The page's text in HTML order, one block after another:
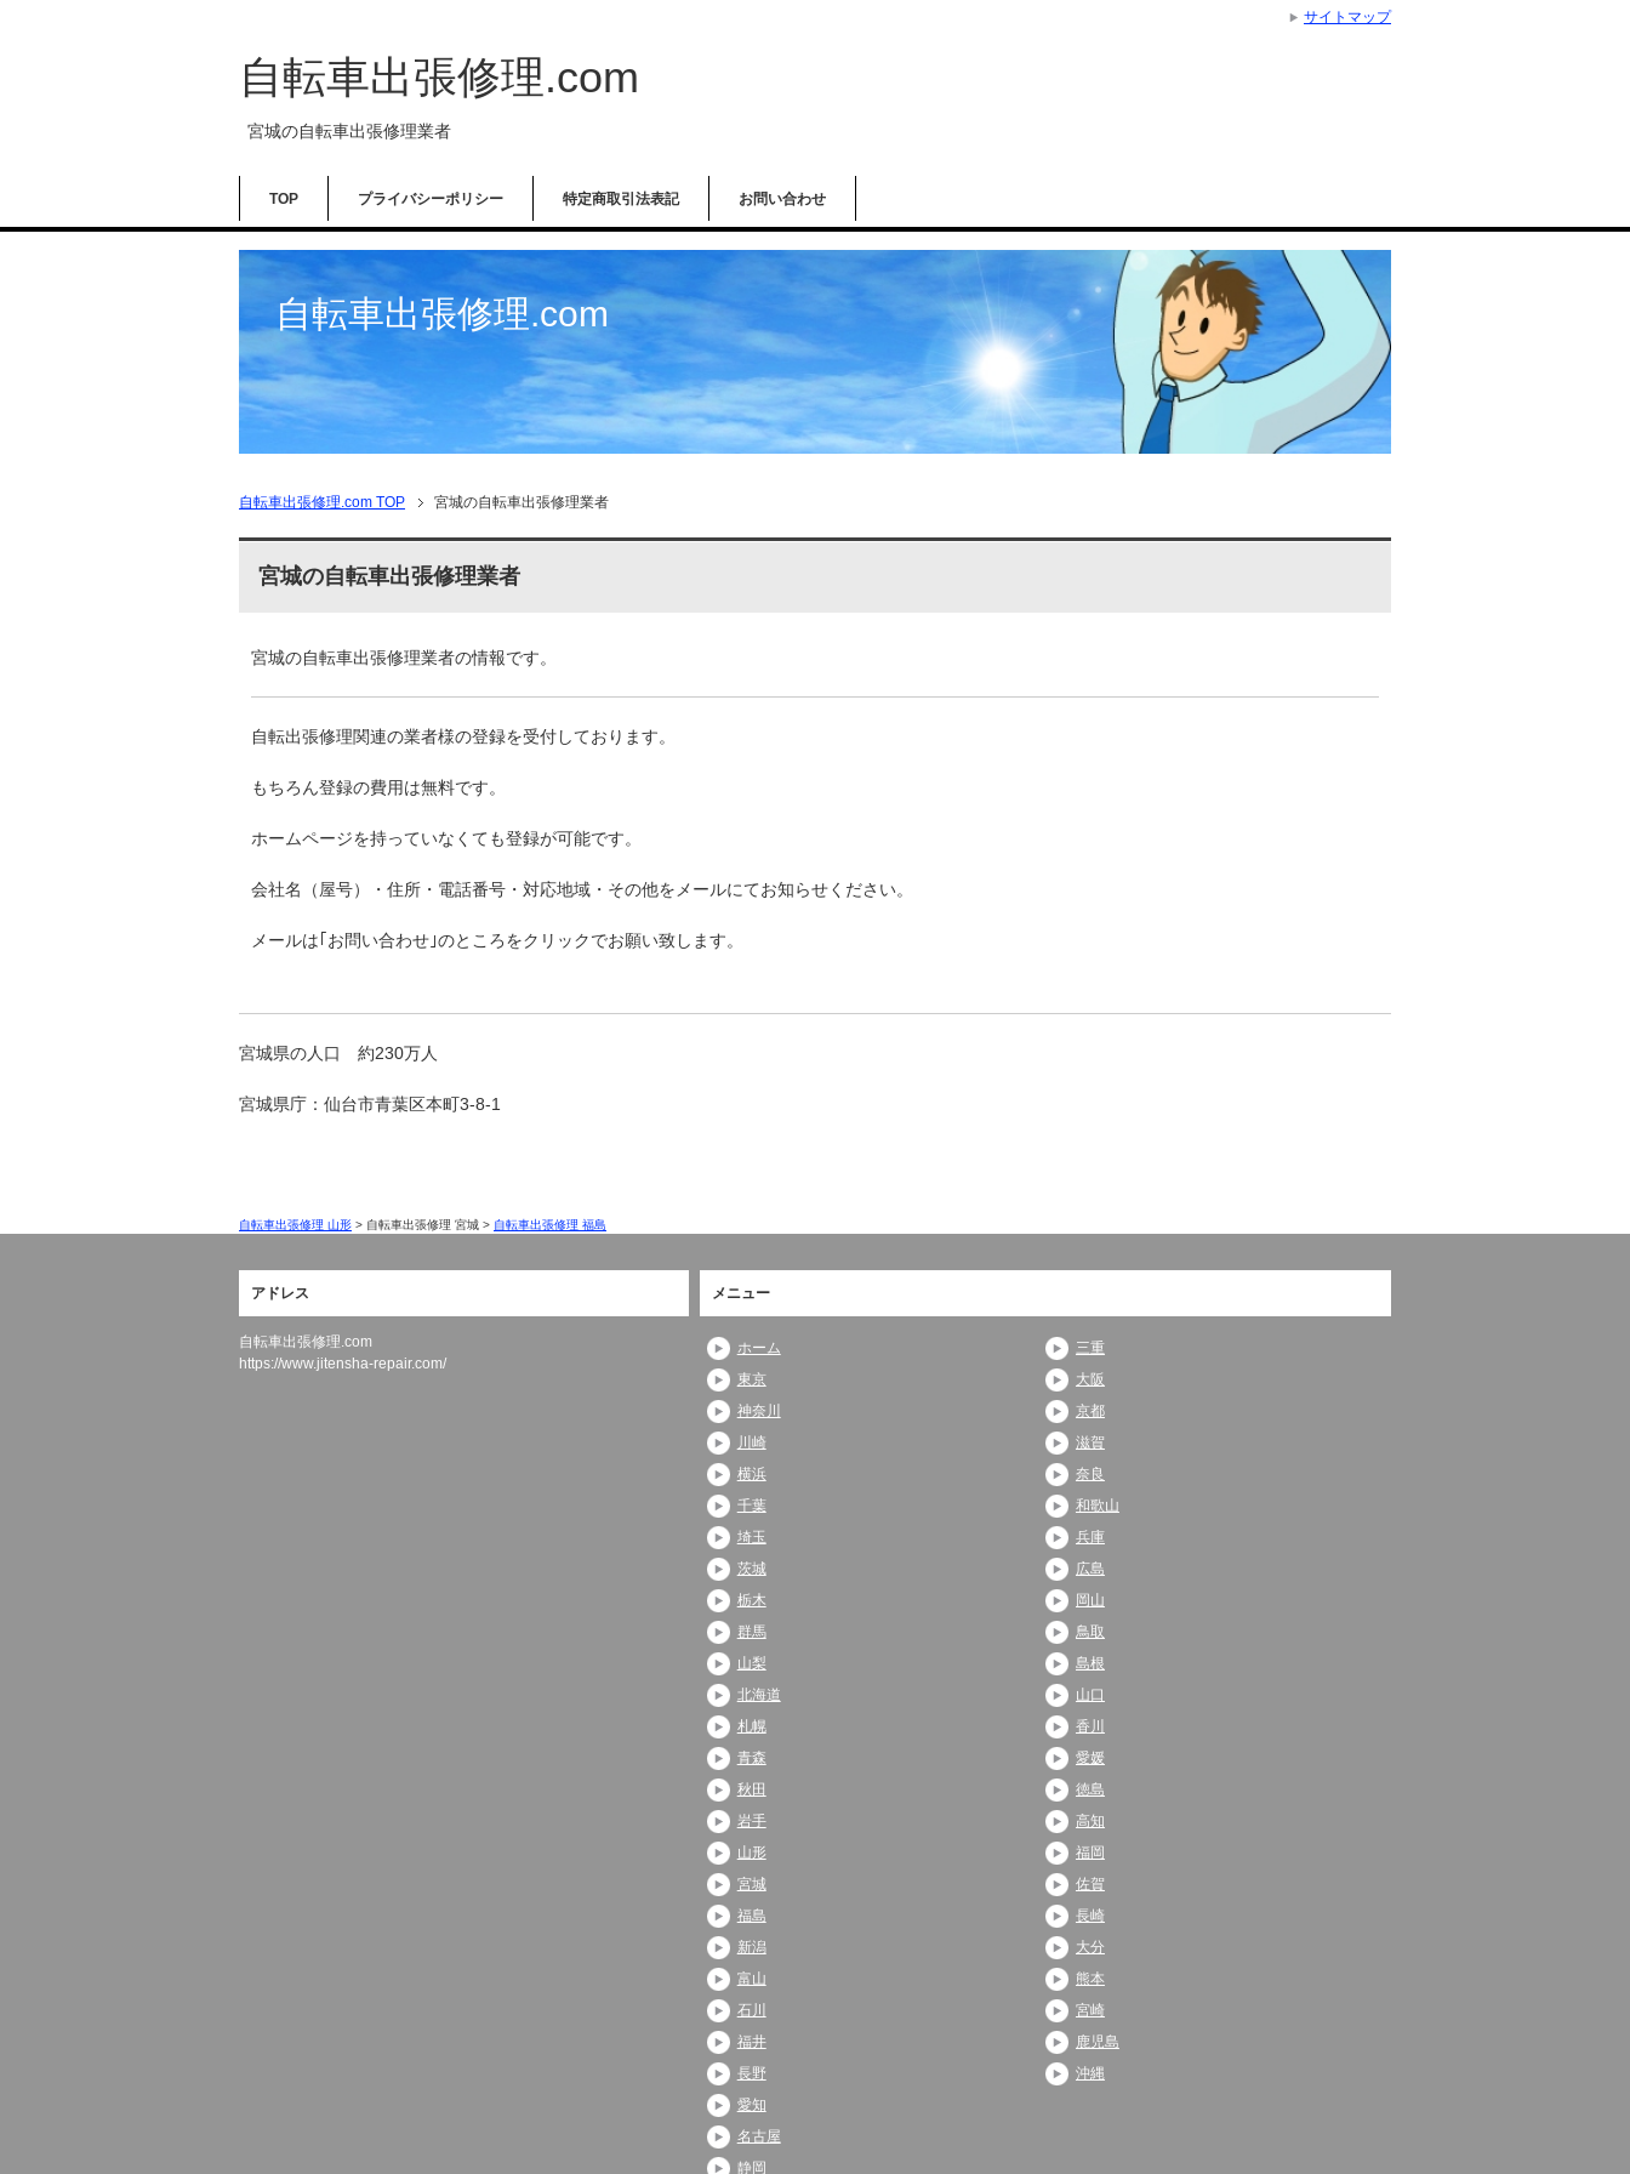
自転車出張修理.com
宮城の自転車出張修理業者
TOP プライバシーポリシー 特定商取引法表記 お問い合わせ
自転車出張修理.com
自転車出張修理.com TOP 宮城の自転車出張修理業者
宮城の自転車出張修理業者
宮城の自転車出張修理業者の情報です。
自転出張修理関連の業者様の登録を受付しております。
もちろん登録の費用は無料です。
ホームページを持っていなくても登録が可能です。
会社名（屋号）・住所・電話番号・対応地域・その他をメールにてお知らせください。
メールは｢お問い合わせ｣のところをクリックでお願い致します。
宮城県の人口 約230万人
宮城県庁：仙台市青葉区本町3-8-1
自転車出張修理 山形 > 自転車出張修理 宮城 > 自転車出張修理 福島
アドレス
自転車出張修理.com
https://www.jitensha-repair.com/
メニュー
ホーム
東京
神奈川
川崎
横浜
千葉
埼玉
茨城
栃木
群馬
山梨
北海道
札幌
青森
秋田
岩手
山形
宮城
福島
新潟
富山
石川
福井
長野
愛知
名古屋
静岡
三重
大阪
京都
滋賀
奈良
和歌山
兵庫
広島
岡山
鳥取
島根
山口
香川
愛媛
徳島
高知
福岡
佐賀
長崎
大分
熊本
宮崎
鹿児島
沖縄
サイトマップ